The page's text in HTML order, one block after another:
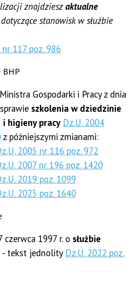
znajdzieszaktualne
stanowisk w służbie
nr 117 poz. 986
BHP
Gospodarki i Pracy z dnia
szkolenia w dziedzinie
i higieny pracy Dz.U. 2004
z późniejszymi zmianami:
2005 nr 116 poz. 972
2007 nr 196 poz. 1420
2019 poz. 1099
2025 poz. 1640
czerwca 1997 r. o służbie
- tekst jednolity Dz.U. 2022 poz.